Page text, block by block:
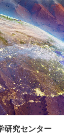
研究センター